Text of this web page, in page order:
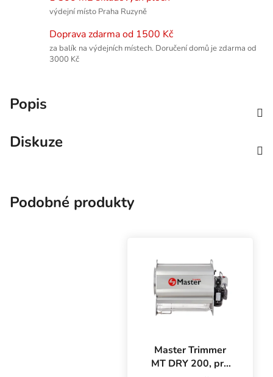
výdejní místo Praha Ruzyně
Doprava zdarma od 1500 Kč
za balík na výdejních místech. Doručení domů je zdarma od
3000 Kč
Popis
Diskuze
Podobné produkty
Master Trimmer
MT DRY 200, pro